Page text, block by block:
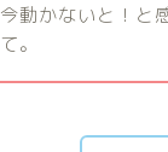
今動かないと！と
て。